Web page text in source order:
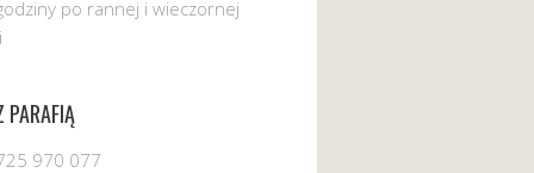
po rannej i wieczornej
PARAFIĄ
970 077